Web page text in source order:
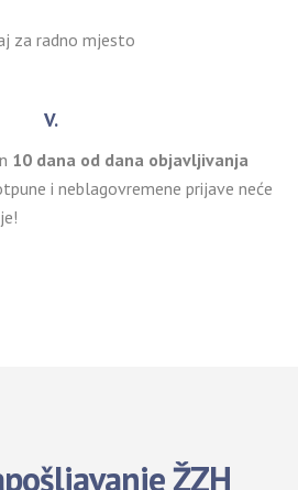
za radno mjesto
V.
10 dana od dana objavljivanja
i neblagovremene prijave neće
ŽZH